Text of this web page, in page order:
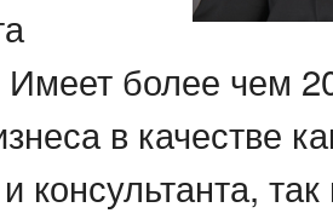
более чем
в качестве
консультанта,